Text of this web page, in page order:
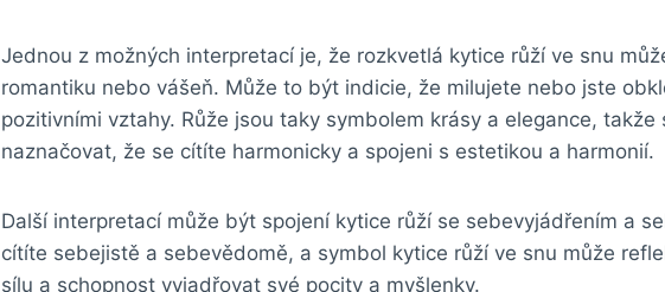
Jednou z možných interpretací je, že rozkvetlá kytice růží ve snu
romantiku nebo vášeň. Může to být indicie, že milujete nebo jste
pozitivními vztahy. Růže jsou taky symbolem krásy a elegance, takže
naznačovat, že se cítíte harmonicky a spojeni s estetikou a harmonií.
Další interpretací může být spojení kytice růží se sebevyjádřením a
cítíte sebejistě a sebevědomě, a symbol kytice růží ve snu může
sílu a schopnost vyjadřovat své pocity a myšlenky.